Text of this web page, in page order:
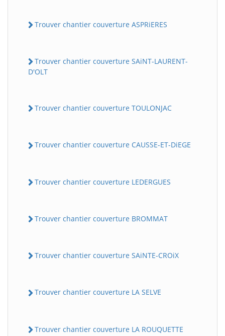
Trouver chantier couverture ASPRiERES
Trouver chantier couverture SAiNT-LAURENT-
D'OLT
Trouver chantier couverture TOULONJAC
Trouver chantier couverture CAUSSE-ET-DiEGE
Trouver chantier couverture LEDERGUES
Trouver chantier couverture BROMMAT
Trouver chantier couverture SAiNTE-CROiX
Trouver chantier couverture LA SELVE
Trouver chantier couverture LA ROUQUETTE
BatiWebPro